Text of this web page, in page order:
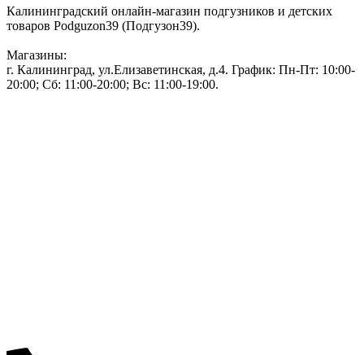
Калининградский онлайн-магазин подгузников и детских
товаров Podguzon39 (Подгузон39).
Магазины:
г. Калининград, ул.Елизаветинская, д.4. График: Пн-Пт: 10:00-
20:00; Сб: 11:00-20:00; Вс: 11:00-19:00.